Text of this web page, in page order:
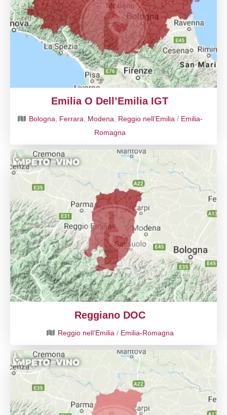
Emilia O Dell’Emilia IGT
Bologna Ferrara Modena Reggio nell’Emilia / Emilia-
Romagna
Reggiano DOC
Reggio nell’Emilia / Emilia-Romagna